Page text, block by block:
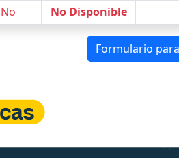
No No Disponible
Formulario